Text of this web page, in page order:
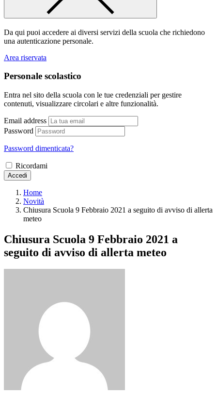
Da qui puoi accedere ai diversi servizi della scuola che richiedono
una autenticazione personale.
Area riservata
Personale scolastico
Entra nel sito della scuola con le tue credenziali per gestire
contenuti, visualizzare circolari e altre funzionalità.
Email address
Password
Password dimenticata?
Ricordami
Accedi
Home
Novità
Chiusura Scuola 9 Febbraio 2021 a seguito di avviso di allerta
meteo
Chiusura Scuola 9 Febbraio 2021 a
seguito di avviso di allerta meteo